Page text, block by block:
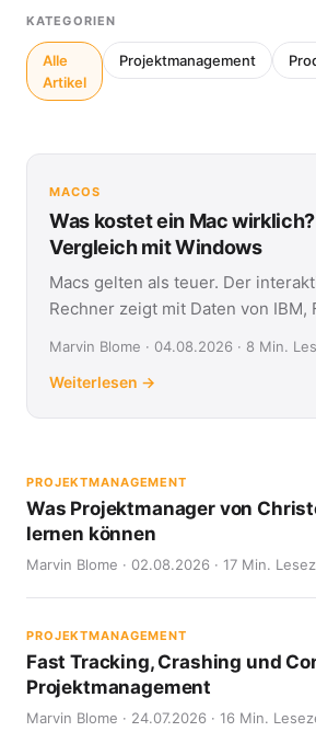
KATEGORIEN
Alle
Artikel
Projektmanagement
MACOS
Was kostet ein Mac
Vergleich mit Windows
Macs gelten als teuer. Der
Rechner zeigt mit Daten von IBM,
Marvin Blome · 04.08.2026 · 8 Min.
Weiterlesen →
PROJEKTMANAGEMENT
Was Projektmanager von
lernen können
Marvin Blome · 02.08.2026 · 17 Min.
PROJEKTMANAGEMENT
Fast Tracking, Crashing und
Projektmanagement
Marvin Blome · 24.07.2026 · 16 Min.